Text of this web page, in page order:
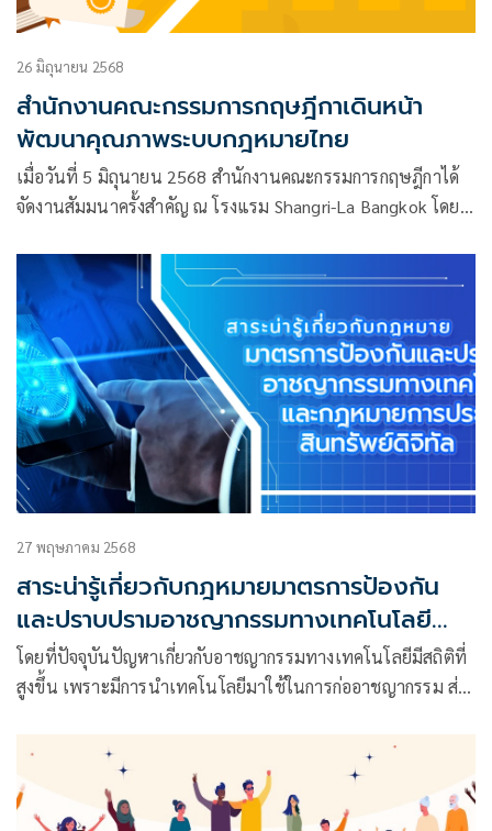
26 มิถุนายน 2568
สำนักงานคณะกรรมการกฤษฎีกาเดินหน้า
พัฒนาคุณภาพระบบกฎหมายไทย
เมื่อวันที่ 5 มิถุนายน 2568 สำนักงานคณะกรรมการกฤษฎีกาได้
จัดงานสัมมนาครั้งสำคัญ ณ โรงแรม Shangri-La Bangkok โดยมี
27 พฤษภาคม 2568
สาระน่ารู้เกี่ยวกับกฎหมายมาตรการป้องกัน
และปราบปรามอาชญากรรมทางเทคโนโลยี
และกฎหมายการประกอบธุรกิจสินทรัพย์ดิจิทัล
โดยที่ปัจจุบันปัญหาเกี่ยวกับอาชญากรรมทางเทคโนโลยีมีสถิติที่
สูงขึ้น เพราะมีการนำเทคโนโลยีมาใช้ในการก่ออาชญากรรม ส่ง